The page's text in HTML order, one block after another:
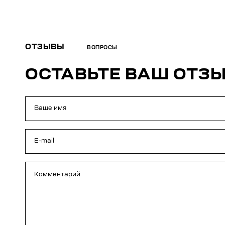
ОТЗЫВЫ ВОПРОСЫ
ОСТАВЬТЕ ВАШ